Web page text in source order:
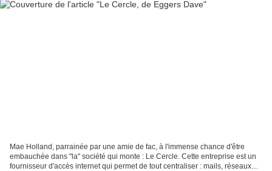
Mae Holland, parrainée par une amie de fac, à l'immense chance d'être
embauchée dans "la" société qui monte : Le Cercle. Cette entreprise est un
fournisseur d'accès internet qui permet de tout centraliser : mails, réseaux